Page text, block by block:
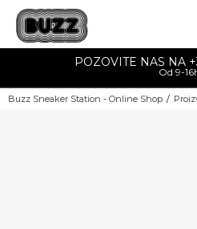
POZOVITE NAS NA
Od 9-
Buzz Sneaker Station - Online Shop